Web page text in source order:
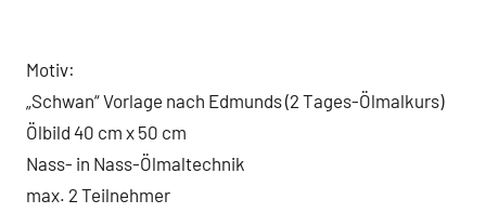
Motiv:
„Schwan“ Vorlage nach Edmunds (2 Tages-Ölmalkurs)
Ölbild 40 cm x 50 cm
Nass- in Nass-Ölmaltechnik
max. 2 Teilnehmer